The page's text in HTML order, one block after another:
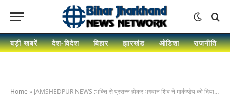
बड़ी खबरें देश-विदेश बिहार झारखंड ओडिशा राजनीति
Home » JAMSHEDPUR NEWS :भक्ति से प्रसन्न होकर भगवान शिव ने मार्कंण्डेय को दिया था अमरता का वरदान